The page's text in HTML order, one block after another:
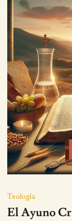
Teología
El Ayuno